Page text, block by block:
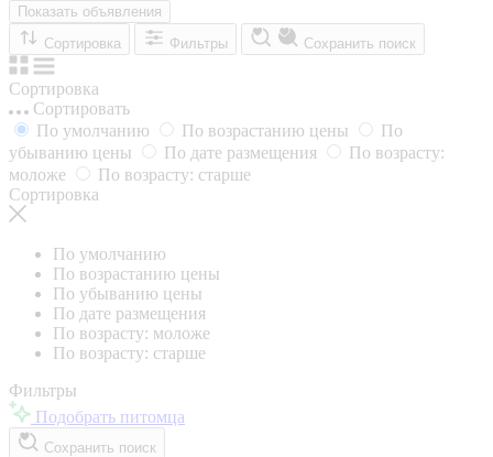
Показать объявления
Сортировка
Фильтры Сохранить поиск
Сортировка
Сортировать
По умолчанию
По возрастанию цены
По
убыванию цены
По дате размещения
По возрасту:
моложе
По возрасту: старше
Сортировка
По умолчанию
По возрастанию цены
По убыванию цены
По дате размещения
По возрасту: моложе
По возрасту: старше
Фильтры
Подобрать питомца
Сохранить поиск